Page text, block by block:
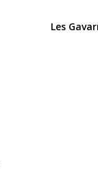
Les